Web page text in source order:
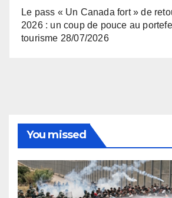
Le pass « Un Canada fort » de
2026 : un coup de pouce au
tourisme 28/07/2026
You missed